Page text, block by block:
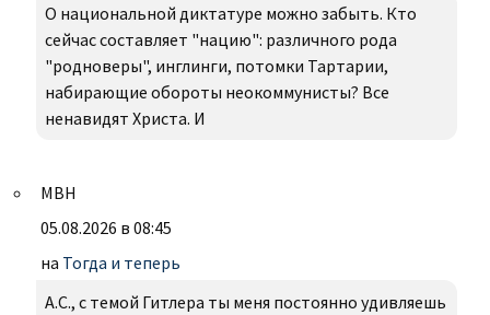
О национальной диктатуре можно забыть. Кто
сейчас составляет "нацию": различного рода
"родноверы", инглинги, потомки Тартарии,
набирающие обороты неокоммунисты? Все
ненавидят Христа. И
МВН
05.08.2026 в 08:45
на Тогда и теперь
А.С., с темой Гитлера ты меня постоянно удивляешь